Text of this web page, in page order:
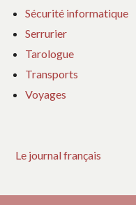
Sécurité informatique
Serrurier
Tarologue
Transports
Voyages
Le journal français